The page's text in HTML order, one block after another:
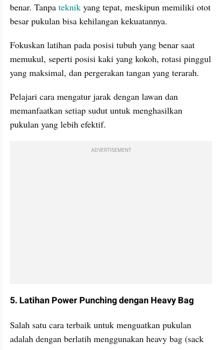
benar. Tanpa teknik yang tepat, meskipun memiliki otot
besar pukulan bisa kehilangan kekuatannya.
Fokuskan latihan pada posisi tubuh yang benar saat
memukul, seperti posisi kaki yang kokoh, rotasi pinggul
yang maksimal, dan pergerakan tangan yang terarah.
Pelajari cara mengatur jarak dengan lawan dan
memanfaatkan setiap sudut untuk menghasilkan
pukulan yang lebih efektif.
ADVERTISEMENT
5. Latihan Power Punching dengan Heavy Bag
Salah satu cara terbaik untuk menguatkan pukulan
adalah dengan berlatih menggunakan heavy bag (sack